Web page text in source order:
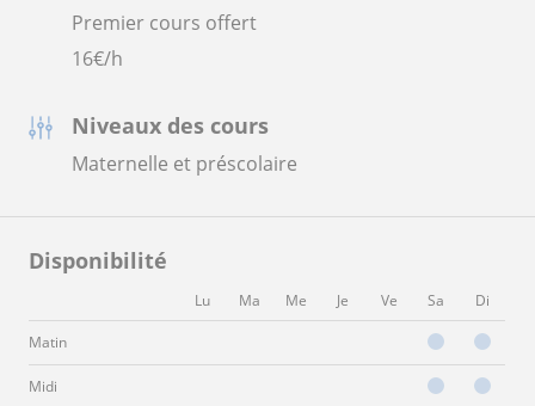
Premier cours offert
16€/h
Niveaux des cours
Maternelle et préscolaire
Disponibilité
Lu Ma Me Je Ve Sa Di
Matin
Midi